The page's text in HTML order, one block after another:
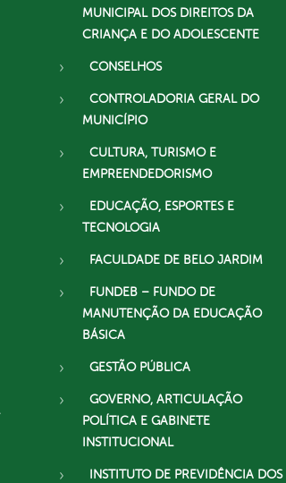
MUNICIPAL DOS DIREITOS DA
CRIANÇA E DO ADOLESCENTE
CONSELHOS
CONTROLADORIA GERAL DO
MUNICÍPIO
CULTURA, TURISMO E
EMPREENDEDORISMO
EDUCAÇÃO, ESPORTES E
TECNOLOGIA
FACULDADE DE BELO JARDIM
FUNDEB – FUNDO DE
MANUTENÇÃO DA EDUCAÇÃO
BÁSICA
GESTÃO PÚBLICA
GOVERNO, ARTICULAÇÃO
POLÍTICA E GABINETE
INSTITUCIONAL
INSTITUTO DE PREVIDÊNCIA DOS